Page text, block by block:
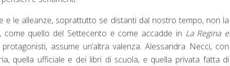
e le alleanze, soprattutto se distanti dal nostro tempo, non la
quello del Settecento e come accadde in La Regina e
protagonisti, assume un’altra valenza. Alessandra Necci, con
quella ufficiale e dei libri di scuola, e quella privata fatta di